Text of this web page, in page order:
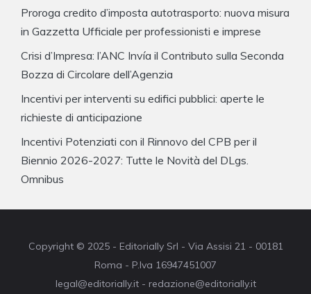
Proroga credito d’imposta autotrasporto: nuova misura
in Gazzetta Ufficiale per professionisti e imprese
Crisi d’Impresa: l’ANC Invía il Contributo sulla Seconda
Bozza di Circolare dell’Agenzia
Incentivi per interventi su edifici pubblici: aperte le
richieste di anticipazione
Incentivi Potenziati con il Rinnovo del CPB per il
Biennio 2026-2027: Tutte le Novità del DLgs.
Omnibus
Copyright © 2025 - Editorially Srl - Via Assisi 21 - 00181
Roma - P.Iva 16947451007
legal@editorially.it - redazione@editorially.it